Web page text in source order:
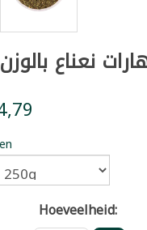
نعناع بالوزن
Hoeveelheid: